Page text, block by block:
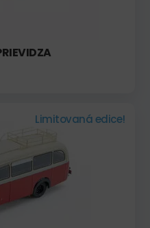
Limitovaná edice!